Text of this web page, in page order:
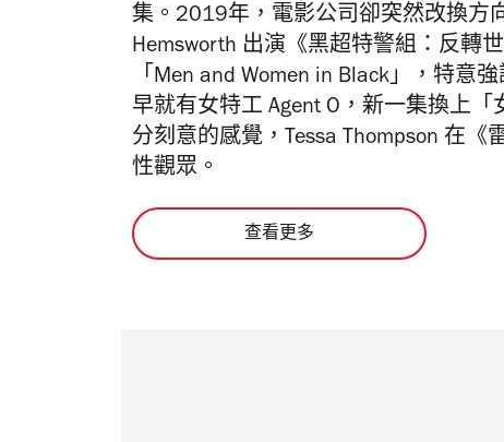
集。2019年，電影公司卻突然改換方
Hemsworth 出演《黑超特警組：反轉
「Men and Women in Black」，特意
早就有女特工 Agent O，新一集換上
分刻意的感覺，Tessa Thompson 在
性觀眾。
查看更多